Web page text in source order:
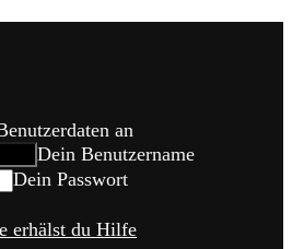
an
Dein Benutzername
Dein Passwort
erhälst du Hilfe